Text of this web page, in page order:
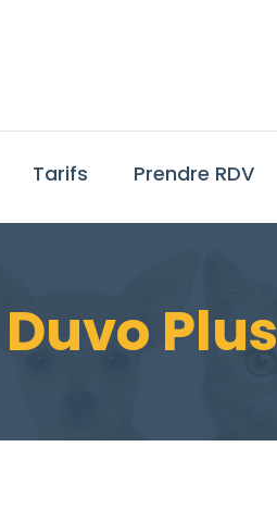
Tarifs Prendre RDV
Duvo Plus